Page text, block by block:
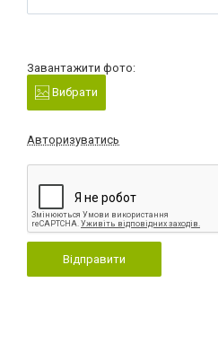
Завантажити фото:
Вибрати
Авторизуватись
Відправити